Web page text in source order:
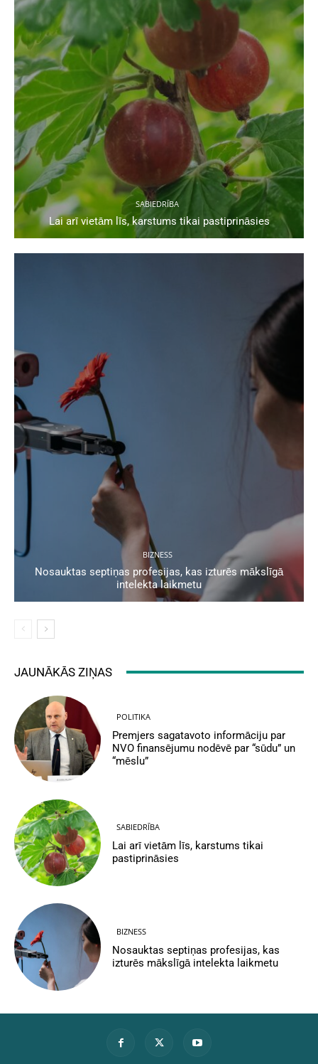
SABIEDRĪBA
Lai arī vietām līs, karstums tikai pastiprināsies
BIZNESS
Nosauktas septiņas profesijas, kas izturēs mākslīgā
intelekta laikmetu
JAUNĀKĀS ZIŅAS
POLITIKA
Premjers sagatavoto informāciju par
NVO finansējumu nodēvē par “sūdu” un
“mēslu”
SABIEDRĪBA
Lai arī vietām līs, karstums tikai
pastiprināsies
BIZNESS
Nosauktas septiņas profesijas, kas
izturēs mākslīgā intelekta laikmetu